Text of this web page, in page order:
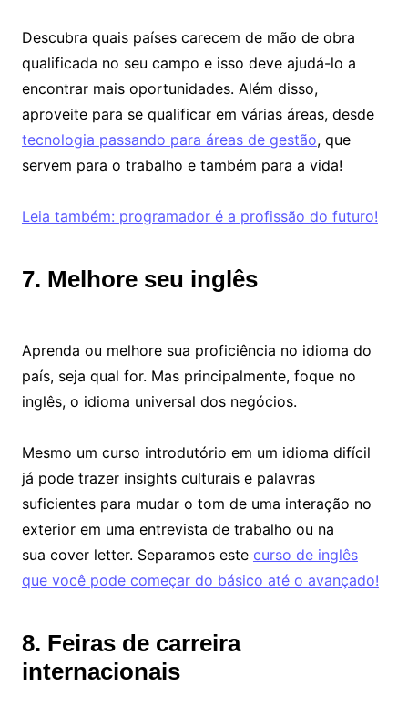
Descubra quais países carecem de mão de obra
qualificada no seu campo e isso deve ajudá-lo a
encontrar mais oportunidades. Além disso,
aproveite para se qualificar em várias áreas, desde
tecnologia passando para áreas de gestão, que
servem para o trabalho e também para a vida!
Leia também: programador é a profissão do futuro!
7. Melhore seu inglês
Aprenda ou melhore sua proficiência no idioma do
país, seja qual for. Mas principalmente, foque no
inglês, o idioma universal dos negócios.
Mesmo um curso introdutório em um idioma difícil
já pode trazer insights culturais e palavras
suficientes para mudar o tom de uma interação no
exterior em uma entrevista de trabalho ou na
sua cover letter. Separamos este curso de inglês
que você pode começar do básico até o avançado!
8. Feiras de carreira
internacionais